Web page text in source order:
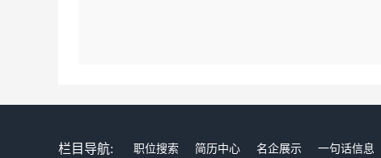
栏目导航: 职位搜索 简历中心 名企展示 一句话信息